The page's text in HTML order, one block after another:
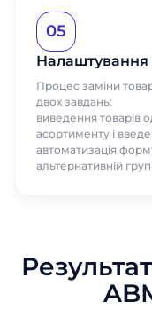
05
Налаштування
Процес заміни
двох завдань:
виведення товарів
асортименту і
автоматизація
альтернативній